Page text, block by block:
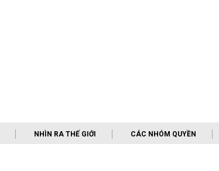
NHÌN RA THẾ GIỚI CÁC NHÓM QUYỀN